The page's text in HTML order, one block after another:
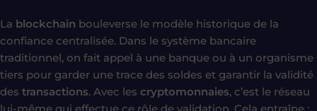
La blockchain bouleverse le modèle historique de la
confiance centralisée. Dans le système bancaire
traditionnel, on fait appel à une banque ou à un organisme
tiers pour garder une trace des soldes et garantir la validité
des transactions. Avec les cryptomonnaies, c’est le réseau